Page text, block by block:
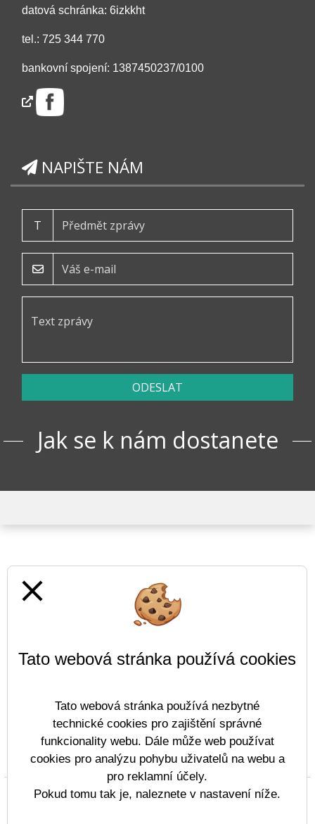
datová schránka: 6izkkht
tel.: 725 344 770
bankovní spojení: 1387450237/0100
NAPIŠTE NÁM
T
ODESLAT
Jak se k nám dostanete
Prohlášení o přístupnosti Mapa webu Cookies
Copyright © 2022 - 2023 Gymnázium Tanvald &
close
Tato webová stránka používá cookies
Tato webová stránka používá nezbytné
technické cookies pro zajištění správné
funkcionality webu. Dále může web používat
cookies pro analýzu pohybu uživatelů na webu a
pro reklamní účely.
Pokud tomu tak je, naleznete v nastavení níže.